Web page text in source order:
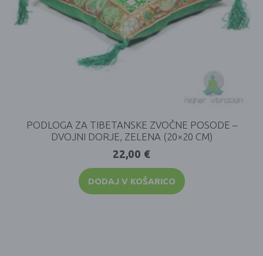
PODLOGA ZA TIBETANSKE ZVOČNE POSODE –
DVOJNI DORJE, ZELENA (20×20 CM)
22,00 €
DODAJ V KOŠARICO